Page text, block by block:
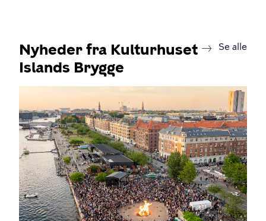
Se alle
Nyheder fra Kulturhuset
Islands Brygge